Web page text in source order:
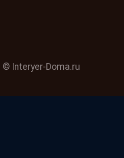
Interyer-Doma.ru